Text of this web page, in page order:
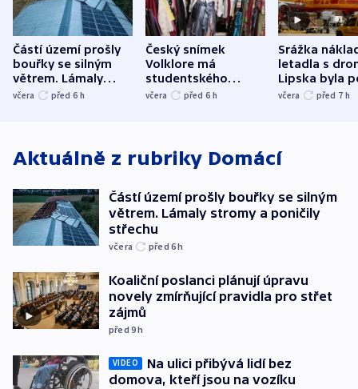
Částí území prošly
bouřky se silným
větrem. Lámaly
stromy a poničily
včera před 6 h
Český snímek
Volklore má
studentského
Oscara, zabojuje o
včera před 6 h
Srážka
letadla s
Lipska byla
německého
včera před 7 h
Aktuálně z rubriky Domácí
Částí území prošly bouřky se silným
větrem. Lámaly stromy a poničily
střechu
včera před 6h
Koaliční poslanci plánují úpravu
novely zmírňující pravidla pro střet
zájmů
před 9h
VIDEO
Na ulici přibývá lidí bez
domova, kteří jsou na vozíku